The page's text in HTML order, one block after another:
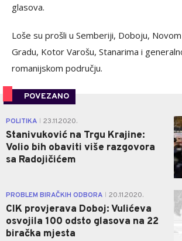
glasova.
Loše su prošli u Semberiji, Doboju,
Gradu, Kotor Varošu, Stanarima i
romanijskom području.
POVEZANO
POLITIKA 23.11.2020.
Stanivuković na Trgu Krajine:
Volio bih obaviti više razgovora
sa Radojičićem
PROBLEM BIRAČKIH ODBORA 20.11.2020.
CIK provjerava Doboj: Vulićeva
osvojila 100 odsto glasova na 22
biračka mjesta